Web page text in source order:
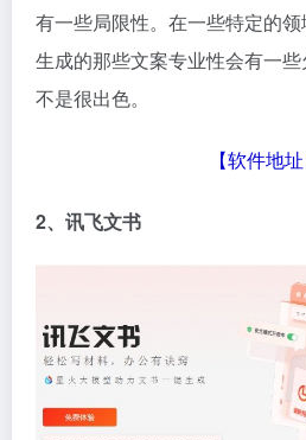
有一些局限性。在一些特定的
生成的那些文案专业性会有一
不是很出色。
【软件地址
2、讯飞文书